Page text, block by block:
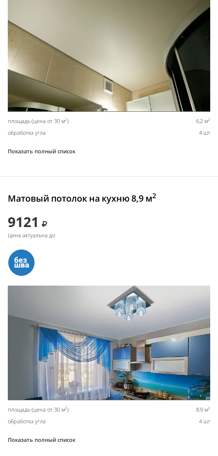
площадь (цена от 30 м2) 6,2 м2
обработка угла 4 шт
Показать полный список
Матовый потолок на кухню 8,9 м2
9121
Цена актуальна до
площадь (цена от 30 м2) 8,9 м2
обработка угла 4 шт
Показать полный список